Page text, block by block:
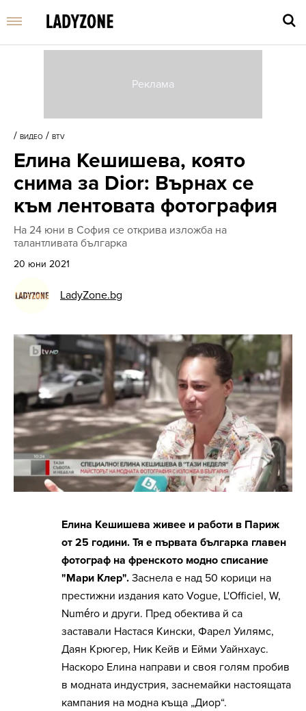
/ ВИДЕО / BTV
Елина Кешишева, която
снима за Dior: Върнах се
към лентовата фотография
На 24 юни в София се открива изложба на
талантливата българка
20 юни 2021
LadyZone.bg
Елина Кешишева живее и работи в Париж
от 25 години. Тя е първата българка главен
фотограф на френското модно списание
"Мари Клер". Заснела е над 50 корици на
престижни издания като Vogue, L'Officiel, W,
Numéro и други. Пред обектива й са
заставали Настася Кински, Фарел Уилямс,
Даян Крюгер, Ник Кейв и Ейми Уайнхаус.
Наскоро Елина направи и своя голям пробив
в модната индустрия, заснемайки настоящата
кампания на модна къща „Диор“.